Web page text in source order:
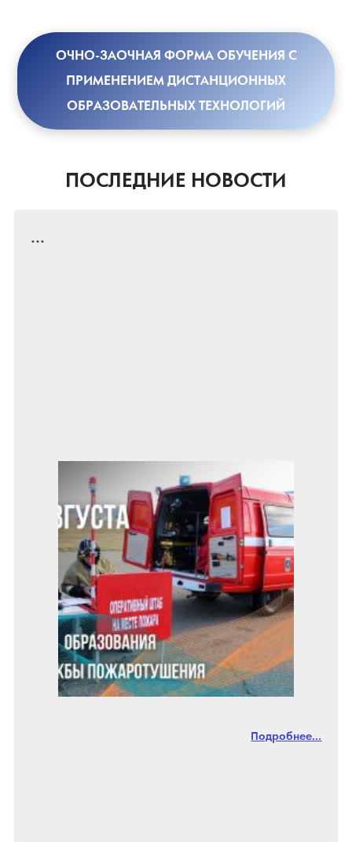
ОЧНО-ЗАОЧНАЯ ФОРМА ОБУЧЕНИЯ С
ПРИМЕНЕНИЕМ ДИСТАНЦИОННЫХ
ОБРАЗОВАТЕЛЬНЫХ ТЕХНОЛОГИЙ
ПОСЛЕДНИЕ НОВОСТИ
...
Подробнее...